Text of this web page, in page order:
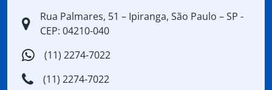
Rua Palmares, 51 – Ipiranga, São Paulo – SP -
CEP: 04210-040
(11) 2274-7022
(11) 2274-7022